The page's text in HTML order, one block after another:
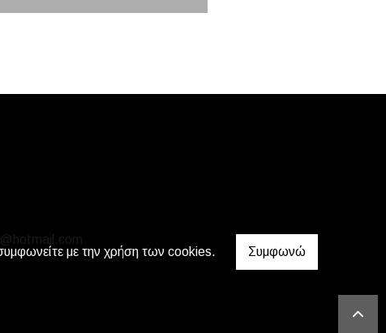
με την χρήση των cookies.
Συμφωνώ